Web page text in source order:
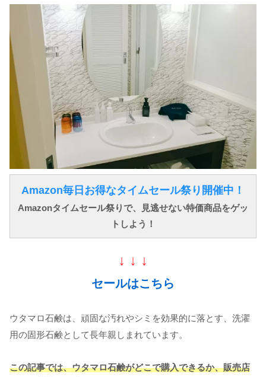
Amazon毎日お得なタイムセール祭り開催中！
Amazonタイムセール祭りで、見逃せない特価商品をゲッ
トしよう！
↓ ↓ ↓
セールはこちら
ウタマロ石鹸は、頑固な汚れやシミを効果的に落とす、洗濯
用の固形石鹸として長年親しまれています。
この記事では、ウタマロ石鹸がどこで購入できるか、販売店